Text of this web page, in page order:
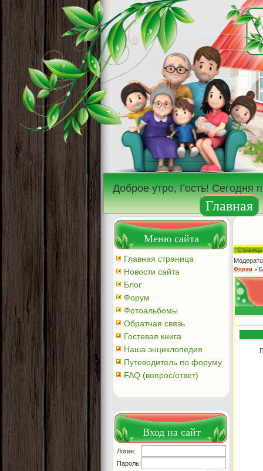
Доброе утро, Гость! Сегодня
Главная
Меню сайта
Главная страница
Новости сайта
Блог
Форум
Фотоальбомы
Обратная связь
Гостевая книга
Наша энциклопедия
Путеводитель по форуму
FAQ (вопрос/ответ)
Вход на сайт
Логин:
Пароль:
Страница
Форум »